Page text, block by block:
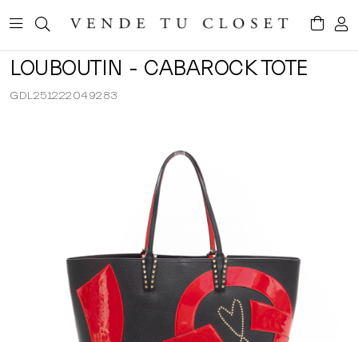
LOUBOUTIN - CABAROCK TOTE
GDL251222049283